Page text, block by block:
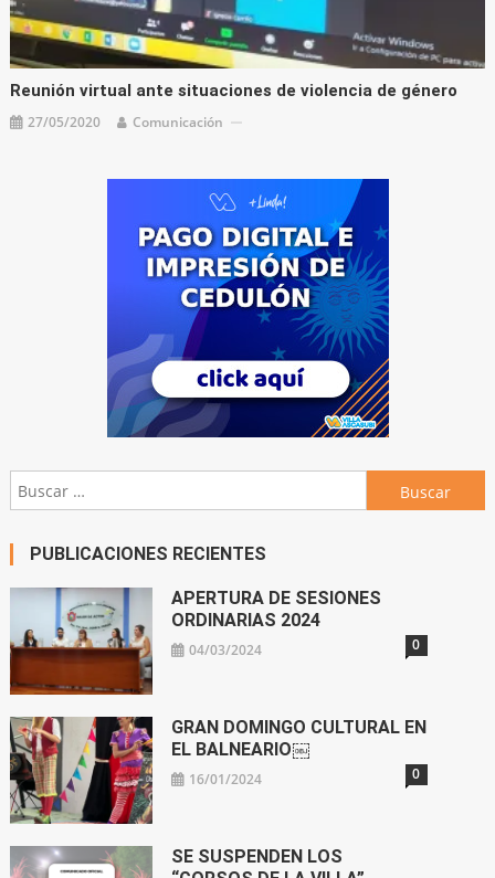
Reunión virtual ante situaciones de violencia de género
27/05/2020 Comunicación
Buscar:
PUBLICACIONES RECIENTES
APERTURA DE SESIONES
ORDINARIAS 2024
04/03/2024 0
GRAN DOMINGO CULTURAL EN
EL BALNEARIO￼
16/01/2024 0
SE SUSPENDEN LOS